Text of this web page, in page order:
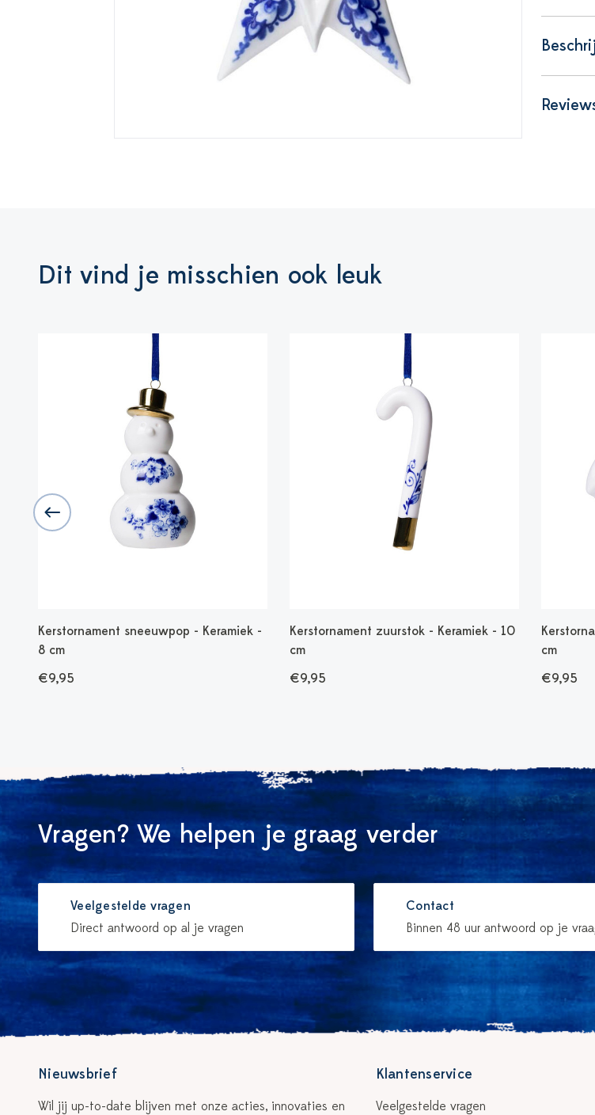
Dit vind je misschien ook leuk
Kerstornament sneeuwpop - Keramiek -
8 cm
€9,95
Kerstornament zuurstok - Keramiek - 10
cm
€9,95
cm
€9,95
Vragen? We helpen je graag verder
Veelgestelde vragen
Direct antwoord op al je vragen
Contact
Binnen 48 uur antwoord op je
Nieuwsbrief
Wil jij up-to-date blijven met onze acties, innovaties en
Klantenservice
Veelgestelde vragen